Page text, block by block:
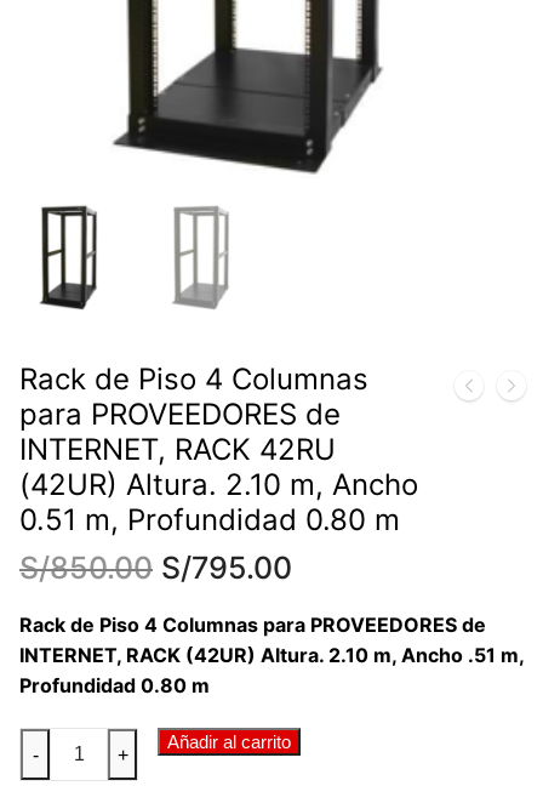
Rack de Piso 4 Columnas
para PROVEEDORES de
INTERNET, RACK 42RU
(42UR) Altura. 2.10 m, Ancho
0.51 m, Profundidad 0.80 m
S/850.00 S/795.00
Rack de Piso 4 Columnas para PROVEEDORES de
INTERNET, RACK (42UR) Altura. 2.10 m, Ancho .51 m,
Profundidad 0.80 m
de
- +
Añadir al carrito